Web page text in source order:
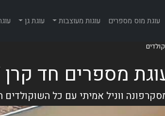
עוגת מוס מספרים עוגות מעוצבות עוגת גן
מספרים חד קרן 7
ווניל אמיתי עם כל השוקולדים